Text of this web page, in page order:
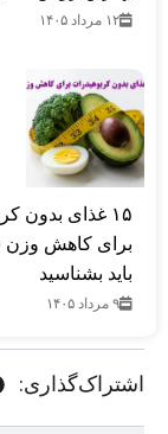
۱۲ مرداد ۱۴۰۵
۱۵ غذای بدون
برای کاهش وزن
باید بشناسید
۹ مرداد ۱۴۰۵
اشتراک‌گذاری: